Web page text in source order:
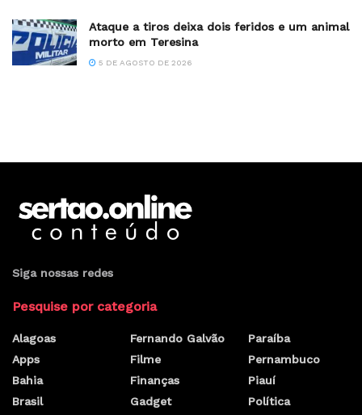
Ataque a tiros deixa dois feridos e um animal
morto em Teresina
5 DE AGOSTO DE 2026
Siga nossas redes
Pesquise por categoria
Alagoas
Apps
Bahia
Brasil
Fernando Galvão
Filme
Finanças
Gadget
Paraíba
Pernambuco
Piauí
Política